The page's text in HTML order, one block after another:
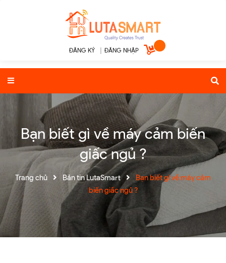
ĐĂNG KÝ ĐĂNG NHẬP
Bạn biết gì về máy cảm biến
giấc ngủ ?
Trang chủ Bản tin LutaSmart
Bạn biết gì về máy cảm
biến giấc ngủ ?